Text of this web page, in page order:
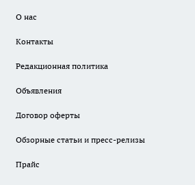
О нас
Контакты
Редакционная политика
Объявления
Договор оферты
Обзорные статьи и пресс-релизы
Прайс